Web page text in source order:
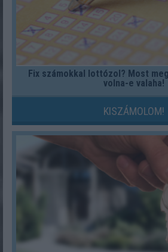
Fix számokkal lottózol? Most
volna-e valaha!
KISZÁMOLOM!